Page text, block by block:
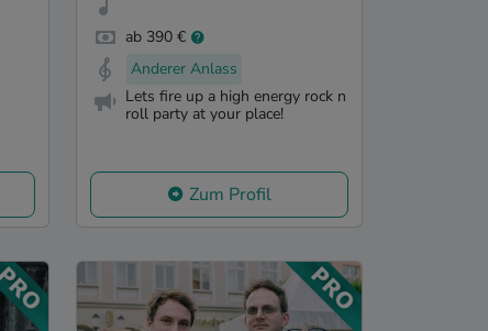
ab 390 €
Anderer Anlass
Lets fire up a high energy rock n
roll party at your place!
Zum Profil